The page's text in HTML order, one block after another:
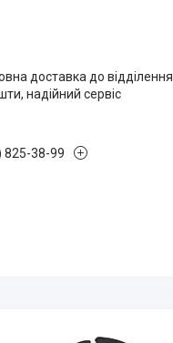
доставка до відділення
надійний сервіс
825-38-99